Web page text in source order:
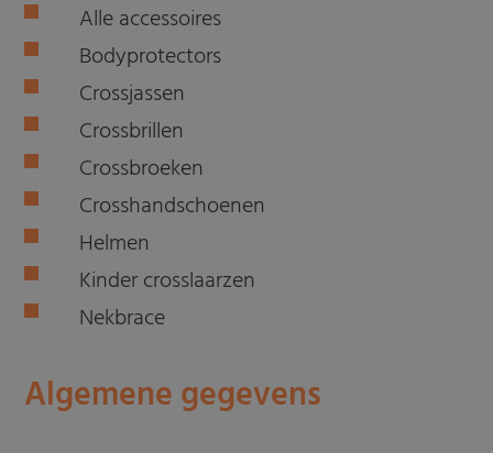
Alle accessoires
Bodyprotectors
Crossjassen
Crossbrillen
Crossbroeken
Crosshandschoenen
Helmen
Kinder crosslaarzen
Nekbrace
Algemene gegevens